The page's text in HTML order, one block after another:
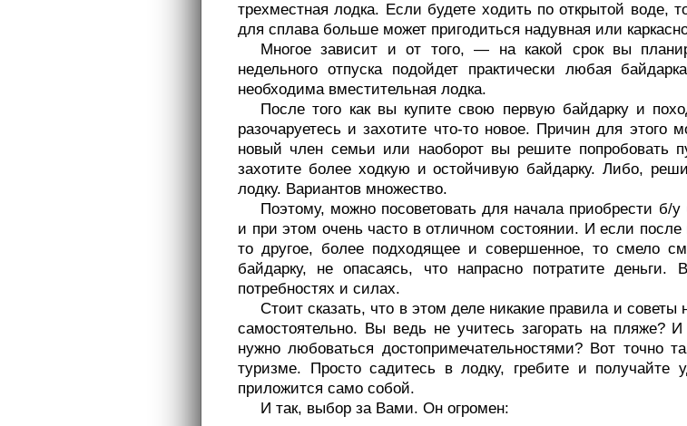
трехместная лодка. Если будете ходить по открытой воде,
для сплава больше может пригодиться надувная или
Многое зависит и от того, — на какой срок вы
недельного отпуска подойдет практически любая
необходима вместительная лодка.
После того как вы купите свою первую байдарку и
разочаруетесь и захотите что-то новое. Причин для
новый член семьи или наоборот вы решите попробовать
захотите более ходкую и остойчивую байдарку. Либо,
лодку. Вариантов множество.
Поэтому, можно посоветовать для начала приобрести б/
и при этом очень часто в отличном состоянии. И если после
то другое, более подходящее и совершенное, то смело
байдарку, не опасаясь, что напрасно потратите
потребностях и силах.
Стоит сказать, что в этом деле никакие правила и
самостоятельно. Вы ведь не учитесь загорать на пляже?
нужно любоваться достопримечательностями? Вот точно
туризме. Просто садитесь в лодку, гребите и получайте
приложится само собой.
И так, выбор за Вами. Он огромен: